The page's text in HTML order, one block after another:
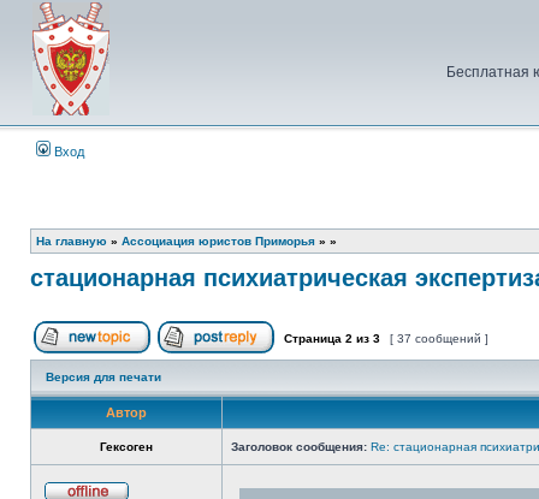
Бесплатная
Вход
На главную » Ассоциация юристов Приморья » »
стационарная психиатрическая
Начать новую тему Ответить на тему
Страница 2 из 3 [ 37 сообщений ]
Версия для печати
Автор
Гексоген Заголовок сообщения: Re: стационарная